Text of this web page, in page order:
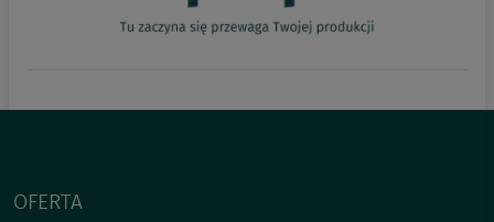
OFERTA